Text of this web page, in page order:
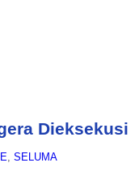
Dieksekusi
, SELUMA